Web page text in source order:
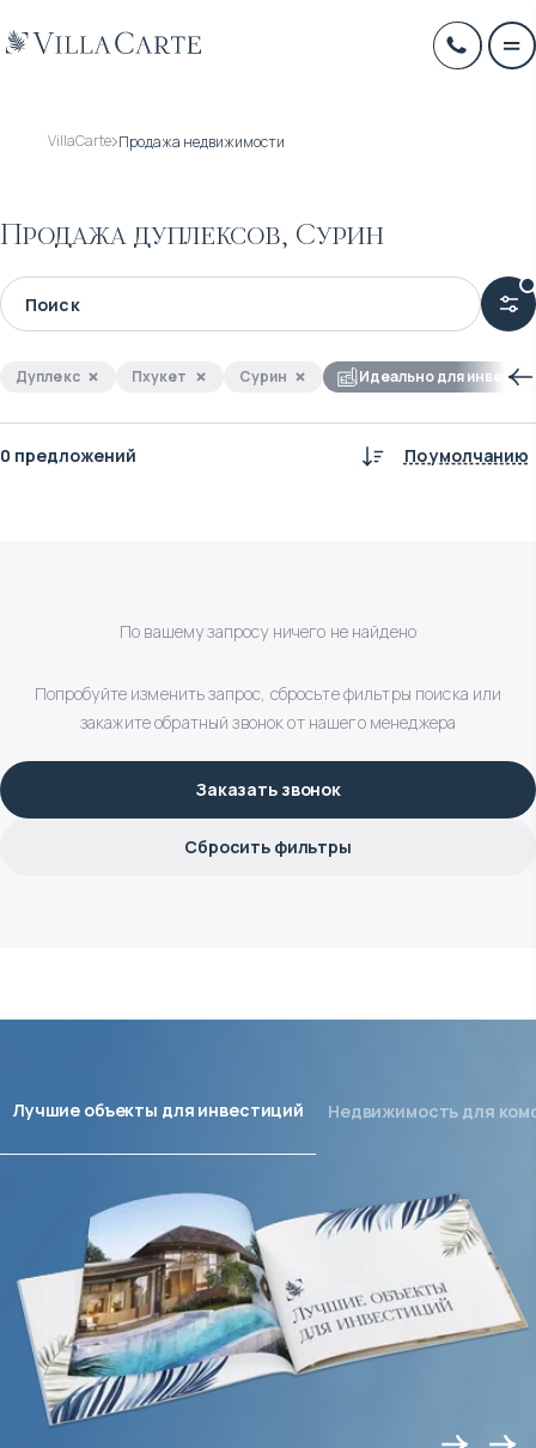
VillaCarte Продажа недвижимости
Продажа дуплексов, Сурин
Дуплекс Пхукет Сурин Идеально для
0 предложений По умолчанию
По вашему запросу ничего не найдено
Попробуйте изменить запрос, сбросьте фильтры поиска или
закажите обратный звонок от нашего менеджера
Заказать звонок
Сбросить фильтры
Лучшие объекты для инвестиций Недвижимость для